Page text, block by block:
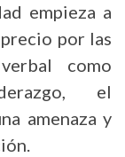
empieza a
por las
como
el
amenaza y